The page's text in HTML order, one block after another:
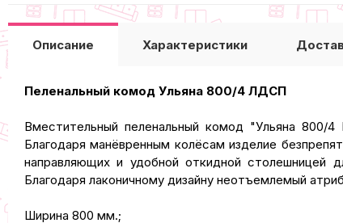
Описание Характеристики
Пеленальный комод Ульяна 800/4 ЛДСП
Вместительный пеленальный комод "Ульяна
Благодаря манёвренным колёсам изделие
направляющих и удобной откидной столешницей
Благодаря лаконичному дизайну неотъемлемый
Ширина 800 мм.;